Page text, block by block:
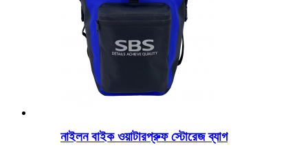
নাইলন বাইক ওয়াটারপ্রুফ স্টোরেজ ব্যাগ